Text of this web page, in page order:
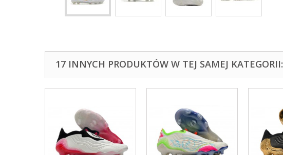
17 INNYCH PRODUKTÓW W TEJ SAMEJ KATEGORII: